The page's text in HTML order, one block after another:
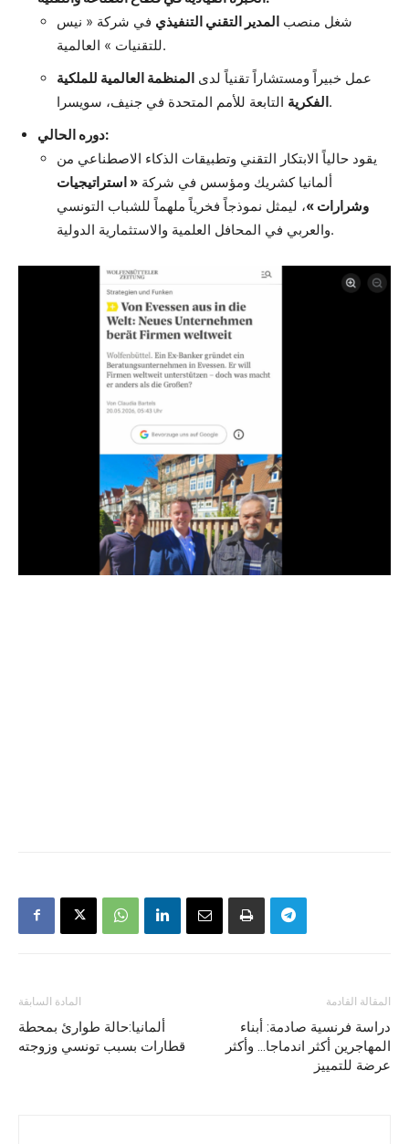
شغل منصب المدير التقني التنفيذي في شركة « نيس
للتقنيات » العالمية.
عمل خبيراً ومستشاراً تقنياً لدى المنظمة العالمية للملكية
الفكريةالتابعة للأمم المتحدة في جنيف، سويسرا.
دوره الحالي:
يقود حالياً الابتكار التقني وتطبيقات الذكاء الاصطناعي من
ألمانيا كشريك ومؤسس في شركة « استراتيجيات
وشرارات »، ليمثل نموذجاً فخرياً ملهماً للشباب التونسي
والعربي في المحافل العلمية والاستثمارية الدولية.
المادة السابقة
ألمانيا:حالة طوارئ بمحطة
قطارات بسبب تونسي وزوجته
المقالة القادمة
دراسة فرنسية صادمة: أبناء
المهاجرين أكثر اندماجا… وأكثر
عرضة للتمييز